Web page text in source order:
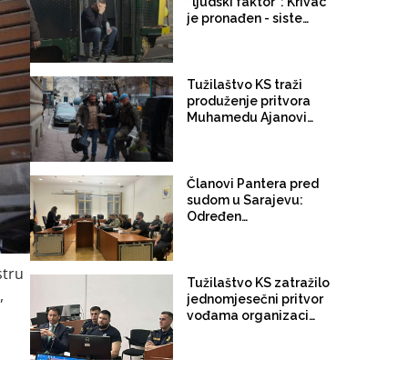
je pronađen - sistem je
Tužilaštvo KS traži
produženje pritvora
Muhamedu Ajanoviću:
u EU
Članovi Pantera pred
sudom u Sarajevu:
Određen
Semiru Sultanoviću
Tužilaštvo KS zatražilo
jednomjesečni pritvor
vođama organizacije